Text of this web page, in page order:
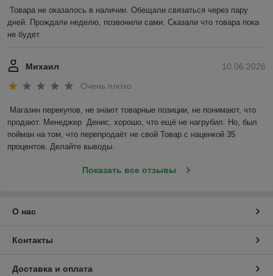
Товара не оказалось в наличии. Обещали связаться через пару
дней. Прождали неделю, позвонили сами. Сказали что товара пока
не будет.
10.06.2026
Михаил
Очень плохо
Магазин перекупов, не знают товарные позиции, не понимают, что
продают. Менеджер  Денис, хорошо, что ещё не нагрубил. Но, был
пойман на том, что перепродаёт не свой Товар с наценкой 35
процентов. Делайте выводы.
Показать все отзывы
О нас
Контакты
Доставка и оплата